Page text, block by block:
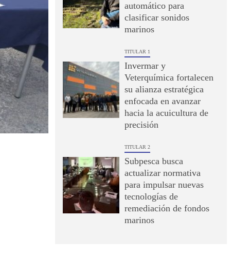
automático para
clasificar sonidos
marinos
TITULAR 1
Invermar y
Veterquímica fortalecen
su alianza estratégica
enfocada en avanzar
hacia la acuicultura de
precisión
TITULAR 2
Subpesca busca
actualizar normativa
para impulsar nuevas
tecnologías de
remediación de fondos
marinos